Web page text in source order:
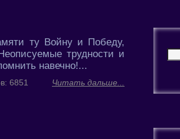
ту Войну и Победу,
трудности и
навечно!...
Читать дальше...
6851